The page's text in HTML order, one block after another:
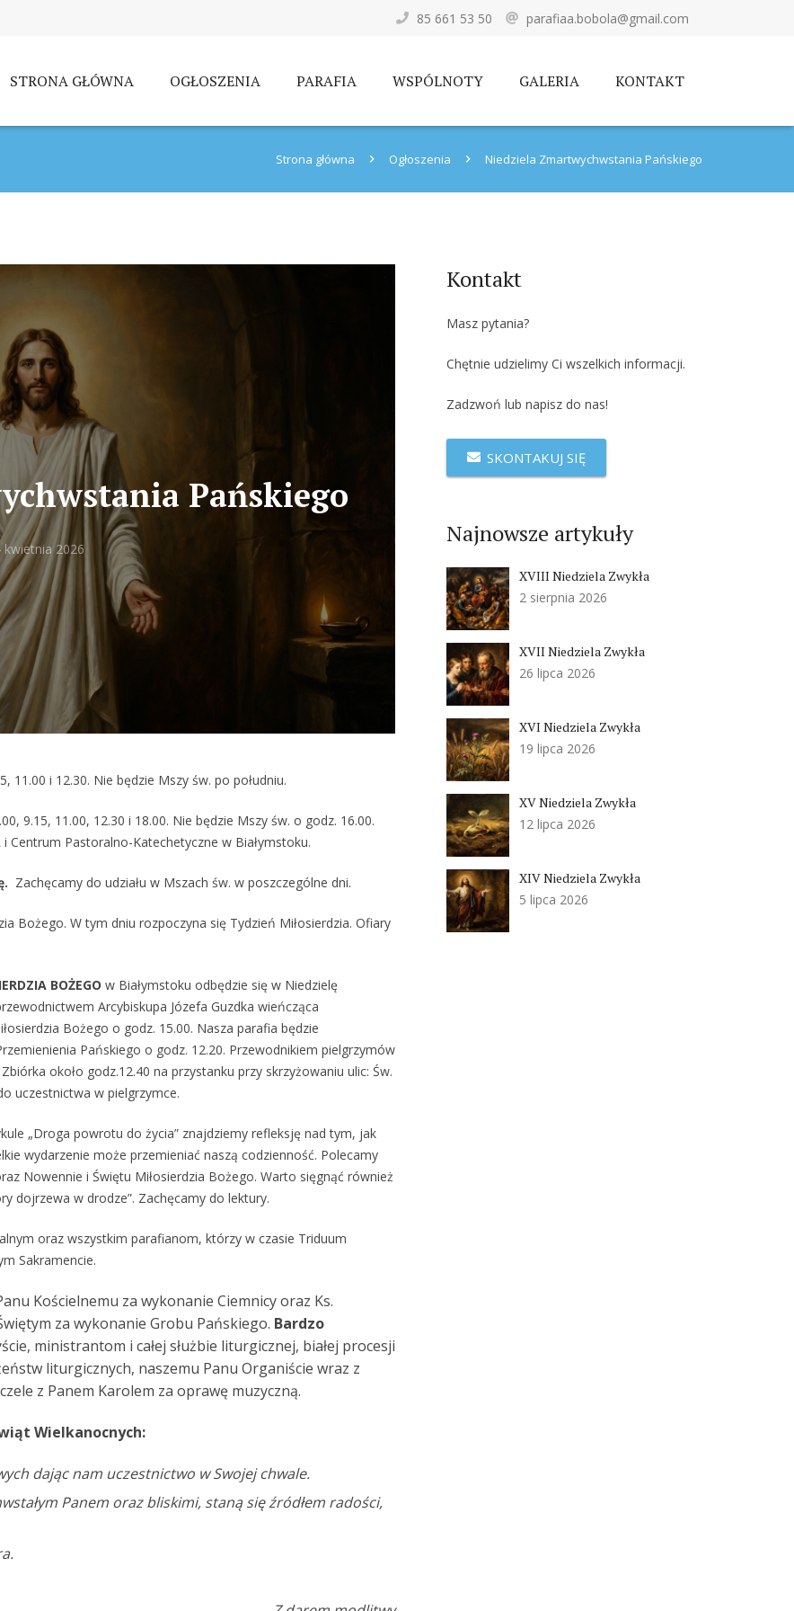
85 661 53 50 parafiaa.bobola@gmail.com
STRONA GŁÓWNA OGŁOSZENIA PARAFIA WSPÓLNOTY GALERIA KONTAKT
Strona główna Ogłoszenia Niedziela Zmartwychwstania Pańskiego
Pańskiego
kwietnia 2026
11.00 i 12.30. Nie będzie Mszy św. po południu.
9.15, 11.00, 12.30 i 18.00. Nie będzie Mszy św. o godz. 16.00.
Centrum Pastoralno-Katechetyczne w Białymstoku.
Zachęcamy do udziału w Mszach św. w poszczególne dni.
Bożego. W tym dniu rozpoczyna się Tydzień Miłosierdzia. Ofiary
BOŻEGO w Białymstoku odbędzie się w Niedzielę
Arcybiskupa Józefa Guzdka wieńcząca
Bożego o godz. 15.00. Nasza parafia będzie
Pańskiego o godz. 12.20. Przewodnikiem pielgrzymów
około godz.12.40 na przystanku przy skrzyżowaniu ulic: Św.
uczestnictwa w pielgrzymce.
„Droga powrotu do życia” znajdziemy refleksję nad tym, jak
wydarzenie może przemieniać naszą codzienność. Polecamy
Nowennie i Świętu Miłosierdzia Bożego. Warto sięgnąć również
dojrzewa w drodze”. Zachęcamy do lektury.
oraz wszystkim parafianom, którzy w czasie Triduum
Sakramencie.
Kościelnemu za wykonanie Ciemnicy oraz Ks.
za wykonanie Grobu Pańskiego. Bardzo
ministrantom i całej służbie liturgicznej, białej procesji
liturgicznych, naszemu Panu Organiście wraz z
z Panem Karolem za oprawę muzyczną.
Wielkanocnych:
dając nam uczestnictwo w Swojej chwale.
Panem oraz bliskimi, staną się źródłem radości,
Kontakt
Masz pytania?
Chętnie udzielimy Ci wszelkich informacji.
Zadzwoń lub napisz do nas!
SKONTAKUJ SIĘ
Najnowsze artykuły
XVIII Niedziela Zwykła
2 sierpnia 2026
XVII Niedziela Zwykła
26 lipca 2026
XVI Niedziela Zwykła
19 lipca 2026
XV Niedziela Zwykła
12 lipca 2026
XIV Niedziela Zwykła
5 lipca 2026